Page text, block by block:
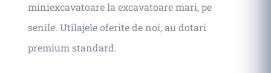
miniexcavatoare la excavatoare mari, pe
senile. Utilajele oferite de noi, au dotari
premium standard.